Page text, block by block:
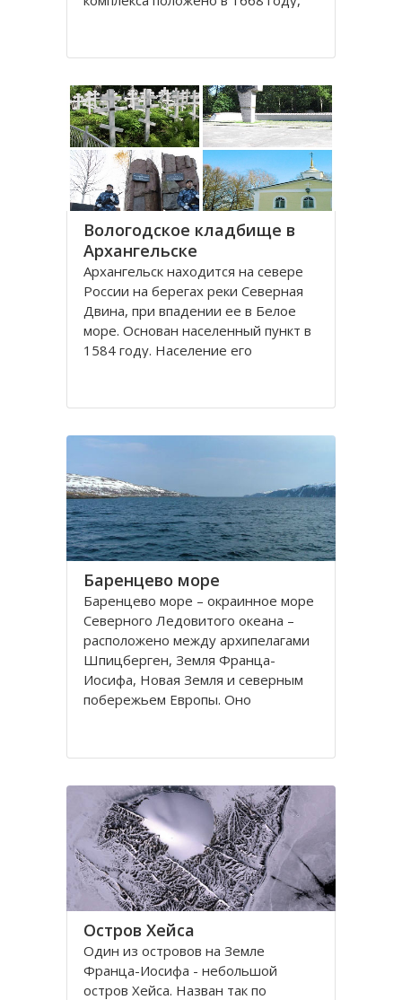
себе две функции: торговую и
Архангельск на тот момент являлся
крупным
Вологодское кладбище в
Архангельске
Архангельск находится на севере
России на берегах реки Северная
Двина, при впадении ее в Белое
море. Основан населенный пункт в
1584 году. Население его
порт. На территории города, в
расположено Вологодское
Баренцево море
Баренцево море – окраинное море
Северного Ледовитого океана –
расположено между архипелагами
Шпицберген, Земля Франца-
Иосифа, Новая Земля и северным
побережьем Европы. Оно
поверхности составляет 1424
Вмещает 282
Остров Хейса
Один из островов на Земле
Франца-Иосифа - небольшой
остров Хейса. Назван так по